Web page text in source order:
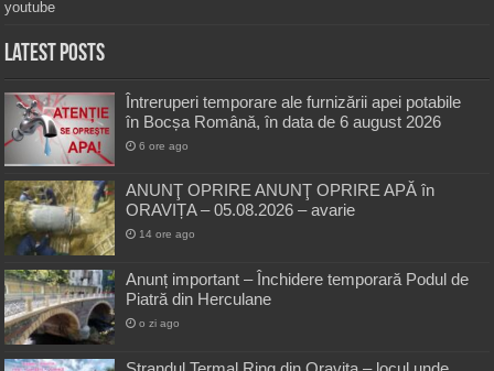
youtube
Latest Posts
Întreruperi temporare ale furnizării apei potabile
în Bocșa Română, în data de 6 august 2026
6 ore ago
ANUNŢ OPRIRE ANUNŢ OPRIRE APĂ în
ORAVIȚA – 05.08.2026 – avarie
14 ore ago
Anunț important – Închidere temporară Podul de
Piatră din Herculane
o zi ago